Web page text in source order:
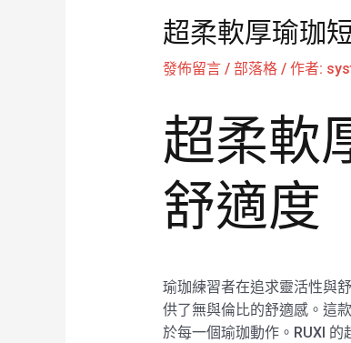
超柔軟厚瑜珈
發佈留言 / 部落格/ 作者:
超柔軟
舒適度
瑜珈練習者在追求靈活性與
供了無與倫比的舒適感。這
於每一個瑜珈動作。RUXI